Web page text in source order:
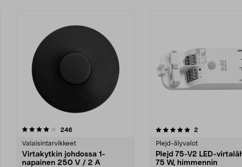
246arvostelut
Valaisintarvikkeet
Virtakytkin johdossa 1-
napainen 250 V / 2 A
5.0 viidestä
2
Plejd-älyvalot
Plejd 75-V2 LED-
75 W, himmennin
4.5 viidestä